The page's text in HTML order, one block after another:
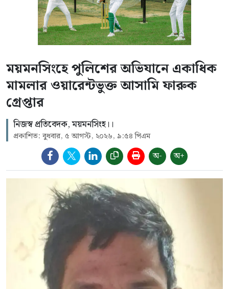
ময়মনসিংহে পুলিশের অভিযানে একাধিক
মামলার ওয়ারেন্টভুক্ত আসামি ফারুক
গ্রেপ্তার
নিজস্ব প্রতিবেদক, ময়মনসিংহ।।
প্রকাশিত: বুধবার, ৫ আগস্ট, ২০২৬, ৯:৫৪ পিএম
অ- অ+